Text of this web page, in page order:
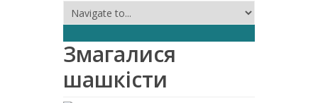
Змагалися
шашкісти